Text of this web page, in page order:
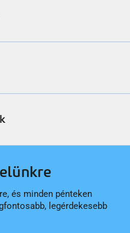
és minden pénteken
legérdekesebb